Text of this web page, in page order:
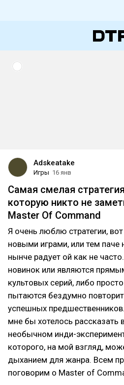
Adskeatake
Игры 16 янв
Самая смелая
которую никто не
Master Of Command
Я очень люблю стратегии,
новыми играми, или тем
нынче радует ой как не
новинок или являются
культовых серий, либо
пытаются бездумно
успешных
мне бы хотелось рассказать
необычном инди-
которого, на мой взгляд,
дыханием для жанра. Всем
поговорим о Master of